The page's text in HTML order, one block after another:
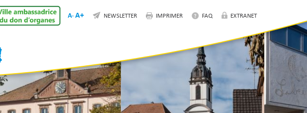
A-A+ NEWSLETTER IMPRIMER FAQ EXTRANET